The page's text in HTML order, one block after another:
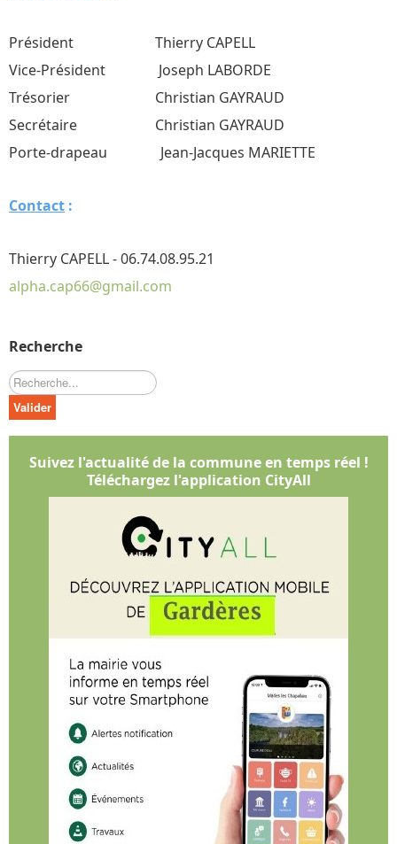
Président Thierry CAPELL
Vice-Président Joseph LABORDE
Trésorier Christian GAYRAUD
Secrétaire Christian GAYRAUD
Porte-drapeau Jean-Jacques MARIETTE
Contact :
Thierry CAPELL - 06.74.08.95.21
alpha.cap66@gmail.com
Recherche
Rechercher
Valider
Suivez l'actualité de la commune en temps réel !
Téléchargez l'application CityAll